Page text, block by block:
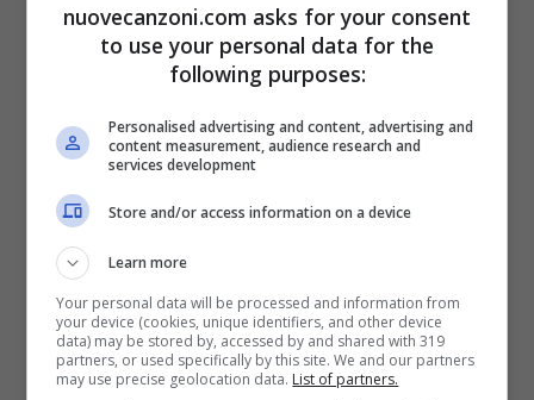
nuovecanzoni.com asks for your consent
to use your personal data for the
following purposes:
Personalised advertising and content, advertising and
content measurement, audience research and
services development
Store and/or access information on a device
Learn more
Your personal data will be processed and information from
your device (cookies, unique identifiers, and other device
data) may be stored by, accessed by and shared with 319
partners, or used specifically by this site. We and our partners
may use precise geolocation data. List of partners.